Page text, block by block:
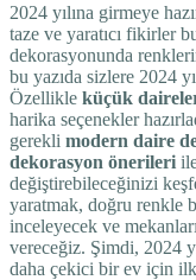
2024 yılına girmeye
taze ve yaratıcı fikirler
dekorasyonunda
bu yazıda sizlere 2024
Özellikle küçük
harika seçenekler
gerekli modern daire
dekorasyon önerileri
değiştirebileceğinizi
yaratmak, doğru renkle
inceleyecek ve
vereceğiz. Şimdi, 2024
daha çekici bir ev için ilk